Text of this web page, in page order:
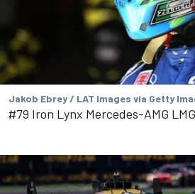
Jakob Ebrey / LAT Images via Getty
#79 Iron Lynx Mercedes-AMG